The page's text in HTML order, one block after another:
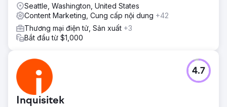
Seattle, Washington, United States
Content Marketing, Cung cấp nội dung +42
Thương mại điện tử, Sản xuất +3
Bắt đầu từ $1,000
Inquisitek
4.7